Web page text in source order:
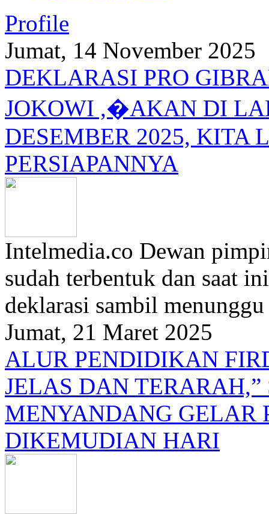
Profile
Jumat, 14 November 2025
DEKLARASI PRO
JOKOWI ,�AKAN DI
DESEMBER 2025, KITA
PERSIAPANNYA
Intelmedia.co Dewan
sudah terbentuk dan saat
deklarasi sambil
Jumat, 21 Maret 2025
ALUR PENDIDIKAN
JELAS DAN TERARAH,”
MENYANDANG GELAR
DIKEMUDIAN HARI